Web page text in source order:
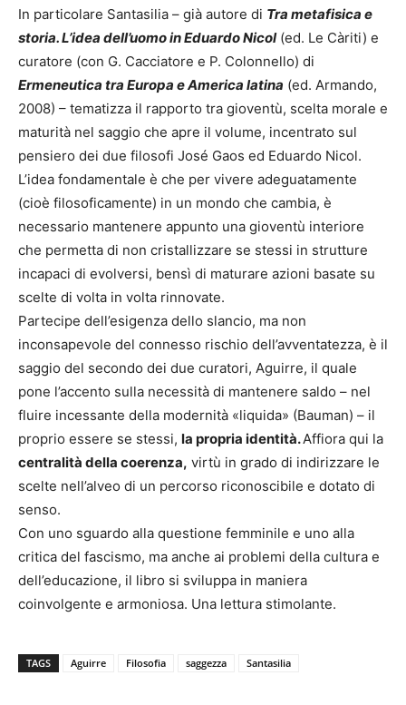
In particolare Santasilia – già autore di Tra metafisica e
storia. L’idea dell’uomo in Eduardo Nicol(ed. Le Càriti) e
curatore (con G. Cacciatore e P. Colonnello) di
Ermeneutica tra Europa e America latina (ed. Armando,
2008) – tematizza il rapporto tra gioventù, scelta morale e
maturità nel saggio che apre il volume, incentrato sul
pensiero dei due filosofi José Gaos ed Eduardo Nicol.
L’idea fondamentale è che per vivere adeguatamente
(cioè filosoficamente) in un mondo che cambia, è
necessario mantenere appunto una gioventù interiore
che permetta di non cristallizzare se stessi in strutture
incapaci di evolversi, bensì di maturare azioni basate su
scelte di volta in volta rinnovate.
Partecipe dell’esigenza dello slancio, ma non
inconsapevole del connesso rischio dell’avventatezza, è il
saggio del secondo dei due curatori, Aguirre, il quale
pone l’accento sulla necessità di mantenere saldo – nel
fluire incessante della modernità «liquida» (Bauman) – il
proprio essere se stessi, la propria identità.Affiora qui la
centralità della coerenza, virtù in grado di indirizzare le
scelte nell’alveo di un percorso riconoscibile e dotato di
senso.
Con uno sguardo alla questione femminile e uno alla
critica del fascismo, ma anche ai problemi della cultura e
dell’educazione, il libro si sviluppa in maniera
coinvolgente e armoniosa. Una lettura stimolante.
TAGS Aguirre Filosofia saggezza Santasilia